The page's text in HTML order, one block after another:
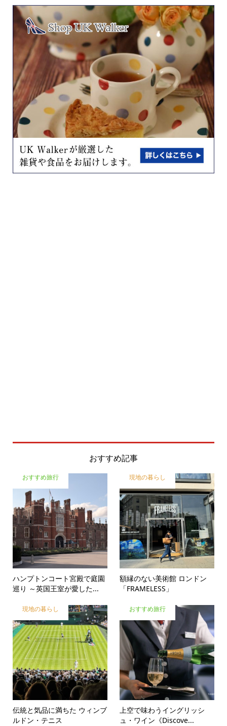
おすすめ記事
おすすめ旅行
ハンプトンコート宮殿で庭園
巡り ～英国王室が愛した...
現地の暮らし
額縁のない美術館 ロンドン
「FRAMELESS」
現地の暮らし
伝統と気品に満ちた ウィンブ
ルドン・テニス
おすすめ旅行
上空で味わうイングリッシ
ュ・ワイン《Discove...